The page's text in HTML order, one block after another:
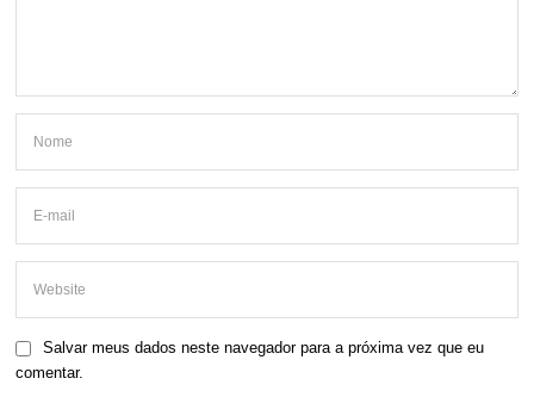
Salvar meus dados neste navegador para a próxima vez que eu
comentar.